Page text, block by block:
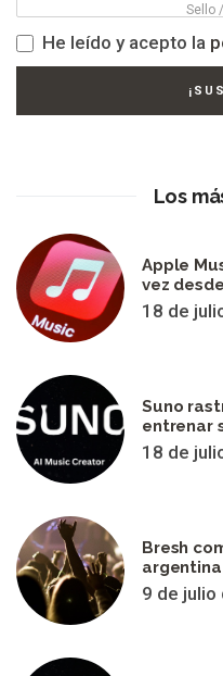
He leído y acepto la
Los
Apple
vez
18 de
Suno
entrenar
18 de
Bresh
9 de julio